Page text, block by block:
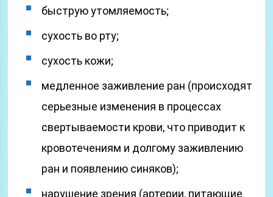
быструю утомляемость;
сухость во рту;
сухость кожи;
медленное заживление ран (происходят
серьезные изменения в процессах
свертываемости крови, что приводит к
кровотечениям и долгому заживлению
ран и появлению синяков);
нарушение зрения (артерии, питающие